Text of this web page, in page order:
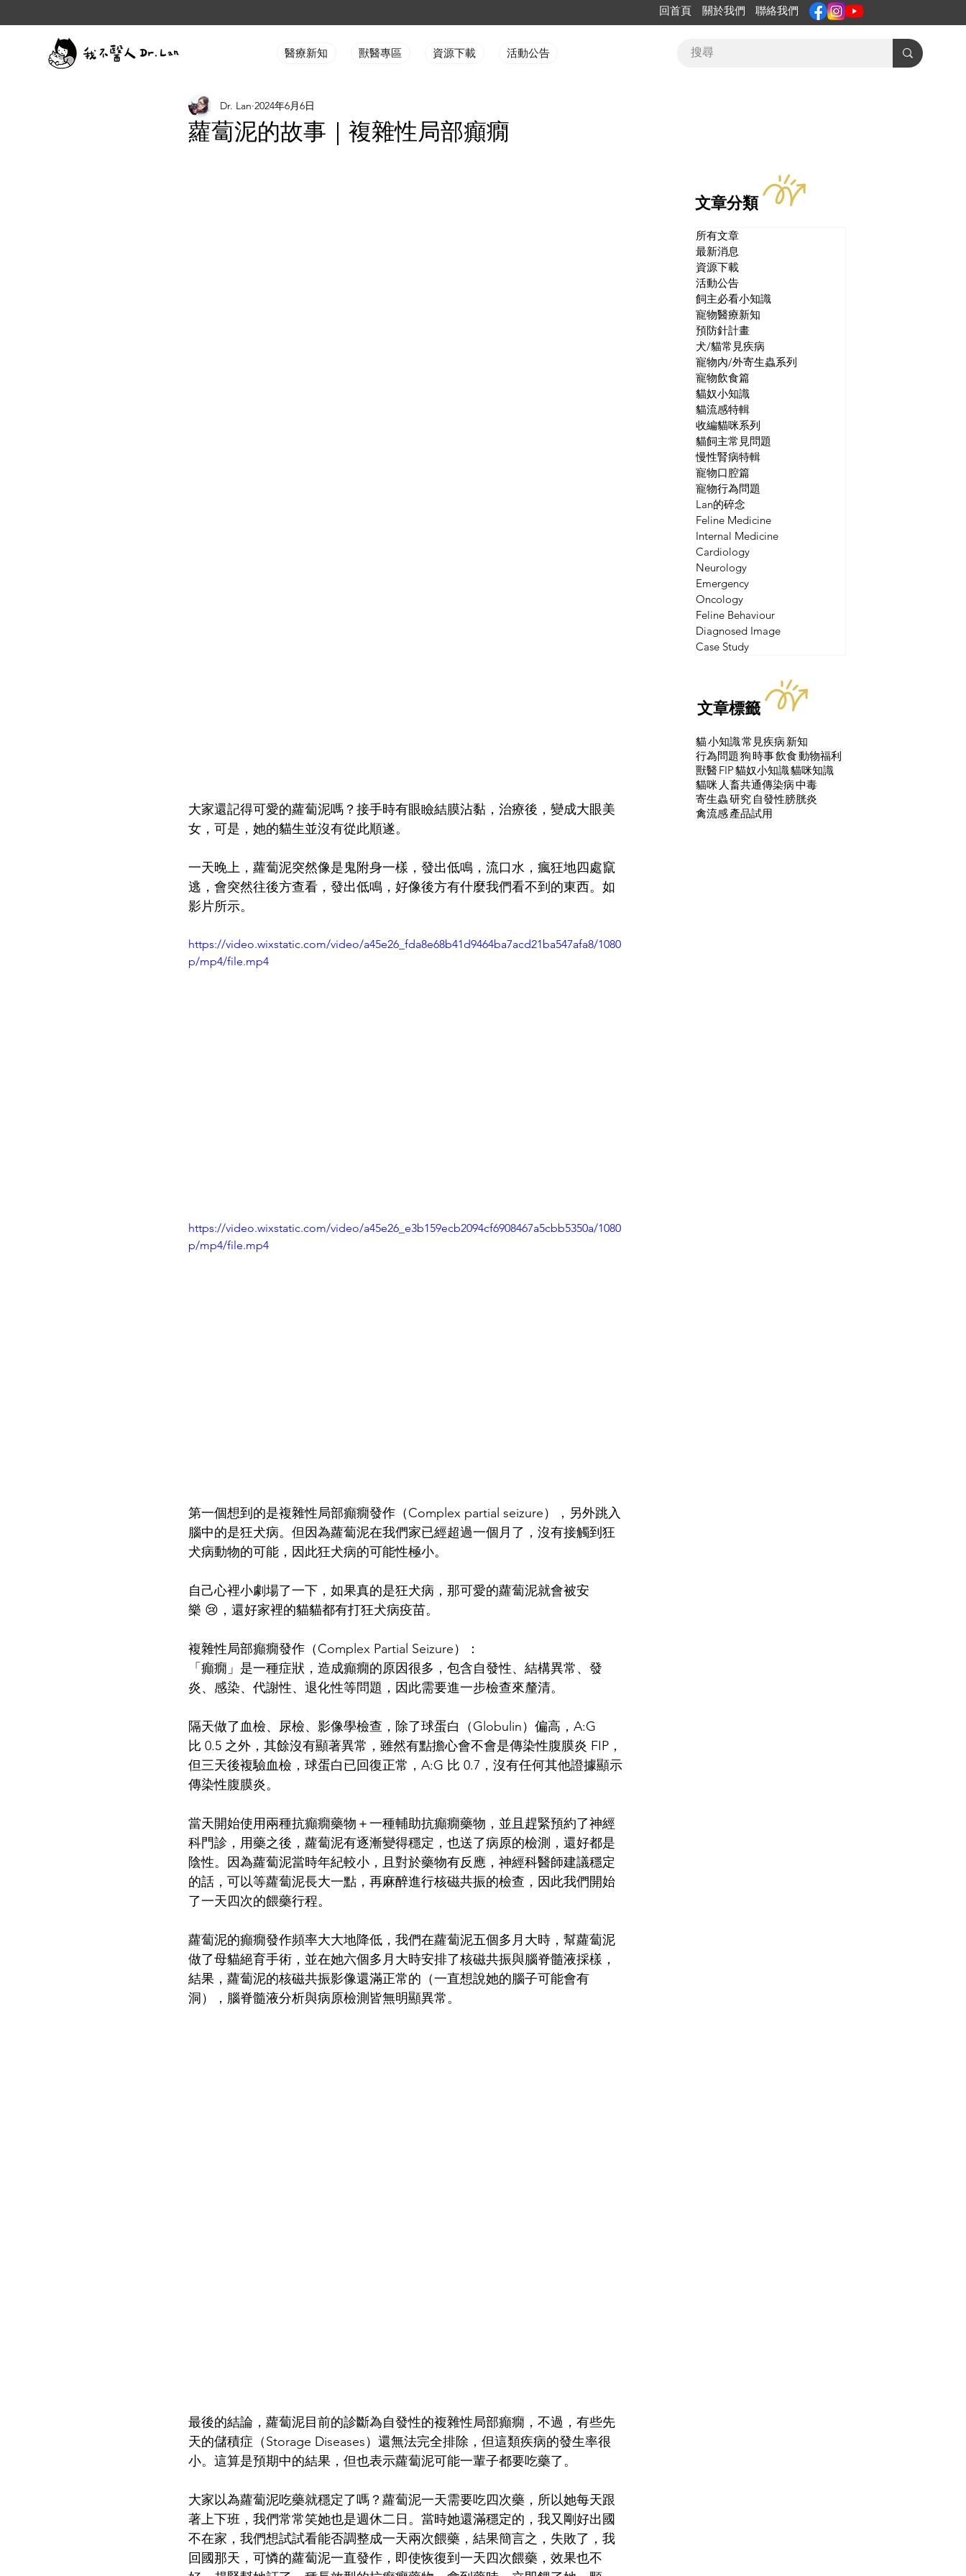
回首頁 關於我們 聯絡我們
醫療新知 獸醫專區 資源下載 活動公告
蘿蔔泥的故事｜複雜性局部癲癇
Dr. Lan 2024年6月6日
大家還記得可愛的蘿蔔泥嗎？接手時有眼瞼結膜沾黏，治療後，變成大眼美
女，可是，她的貓生並沒有從此順遂。
一天晚上，蘿蔔泥突然像是鬼附身一樣，發出低鳴，流口水，瘋狂地四處竄
逃，會突然往後方查看，發出低鳴，好像後方有什麼我們看不到的東西。如
影片所示。
https://video.wixstatic.com/video/a45e26_fda8e68b41d9464ba7acd21ba547afa8/1080
p/mp4/file.mp4
https://video.wixstatic.com/video/a45e26_e3b159ecb2094cf6908467a5cbb5350a/1080
p/mp4/file.mp4
第一個想到的是複雜性局部癲癇發作（Complex partial seizure），另外跳入
腦中的是狂犬病。但因為蘿蔔泥在我們家已經超過一個月了，沒有接觸到狂
犬病動物的可能，因此狂犬病的可能性極小。
自己心裡小劇場了一下，如果真的是狂犬病，那可愛的蘿蔔泥就會被安
樂 😢，還好家裡的貓貓都有打狂犬病疫苗。
複雜性局部癲癇發作（Complex Partial Seizure）：
「癲癇」是一種症狀，造成癲癇的原因很多，包含自發性、結構異常、發
炎、感染、代謝性、退化性等問題，因此需要進一步檢查來釐清。
隔天做了血檢、尿檢、影像學檢查，除了球蛋白（Globulin）偏高，A:G
比 0.5 之外，其餘沒有顯著異常，雖然有點擔心會不會是傳染性腹膜炎 FIP，
但三天後複驗血檢，球蛋白已回復正常，A:G 比 0.7，沒有任何其他證據顯示
傳染性腹膜炎。
當天開始使用兩種抗癲癇藥物＋一種輔助抗癲癇藥物，並且趕緊預約了神經
科門診，用藥之後，蘿蔔泥有逐漸變得穩定，也送了病原的檢測，還好都是
陰性。因為蘿蔔泥當時年紀較小，且對於藥物有反應，神經科醫師建議穩定
的話，可以等蘿蔔泥長大一點，再麻醉進行核磁共振的檢查，因此我們開始
了一天四次的餵藥行程。
蘿蔔泥的癲癇發作頻率大大地降低，我們在蘿蔔泥五個多月大時，幫蘿蔔泥
做了母貓絕育手術，並在她六個多月大時安排了核磁共振與腦脊髓液採樣，
結果，蘿蔔泥的核磁共振影像還滿正常的（一直想說她的腦子可能會有
洞），腦脊髓液分析與病原檢測皆無明顯異常。
最後的結論，蘿蔔泥目前的診斷為自發性的複雜性局部癲癇，不過，有些先
天的儲積症（Storage Diseases）還無法完全排除，但這類疾病的發生率很
小。這算是預期中的結果，但也表示蘿蔔泥可能一輩子都要吃藥了。
大家以為蘿蔔泥吃藥就穩定了嗎？蘿蔔泥一天需要吃四次藥，所以她每天跟
著上下班，我們常常笑她也是週休二日。當時她還滿穩定的，我又剛好出國
不在家，我們想試試看能否調整成一天兩次餵藥，結果簡言之，失敗了，我
回國那天，可憐的蘿蔔泥一直發作，即使恢復到一天四次餵藥，效果也不
文章分類
所有文章
最新消息
資源下載
活動公告
飼主必看小知識
寵物醫療新知
預防針計畫
犬/貓常見疾病
寵物內/外寄生蟲系列
寵物飲食篇
貓奴小知識
貓流感特輯
收編貓咪系列
貓飼主常見問題
慢性腎病特輯
寵物口腔篇
寵物行為問題
Lan的碎念
Feline Medicine
Internal Medicine
Cardiology
Neurology
Emergency
Oncology
Feline Behaviour
Diagnosed Image
Case Study
文章標籤
貓小知識常見疾病 新知
行為問題狗時事飲食動物福利
獸醫FIP貓奴小知識貓咪知識
貓咪 人畜共通傳染病中毒
寄生蟲研究 自發性膀胱炎
禽流感產品試用